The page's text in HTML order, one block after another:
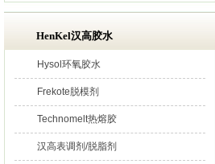
HenKel汉高胶水
Hysol环氧胶水
Frekote脱模剂
Technomelt热熔胶
汉高表调剂/脱脂剂